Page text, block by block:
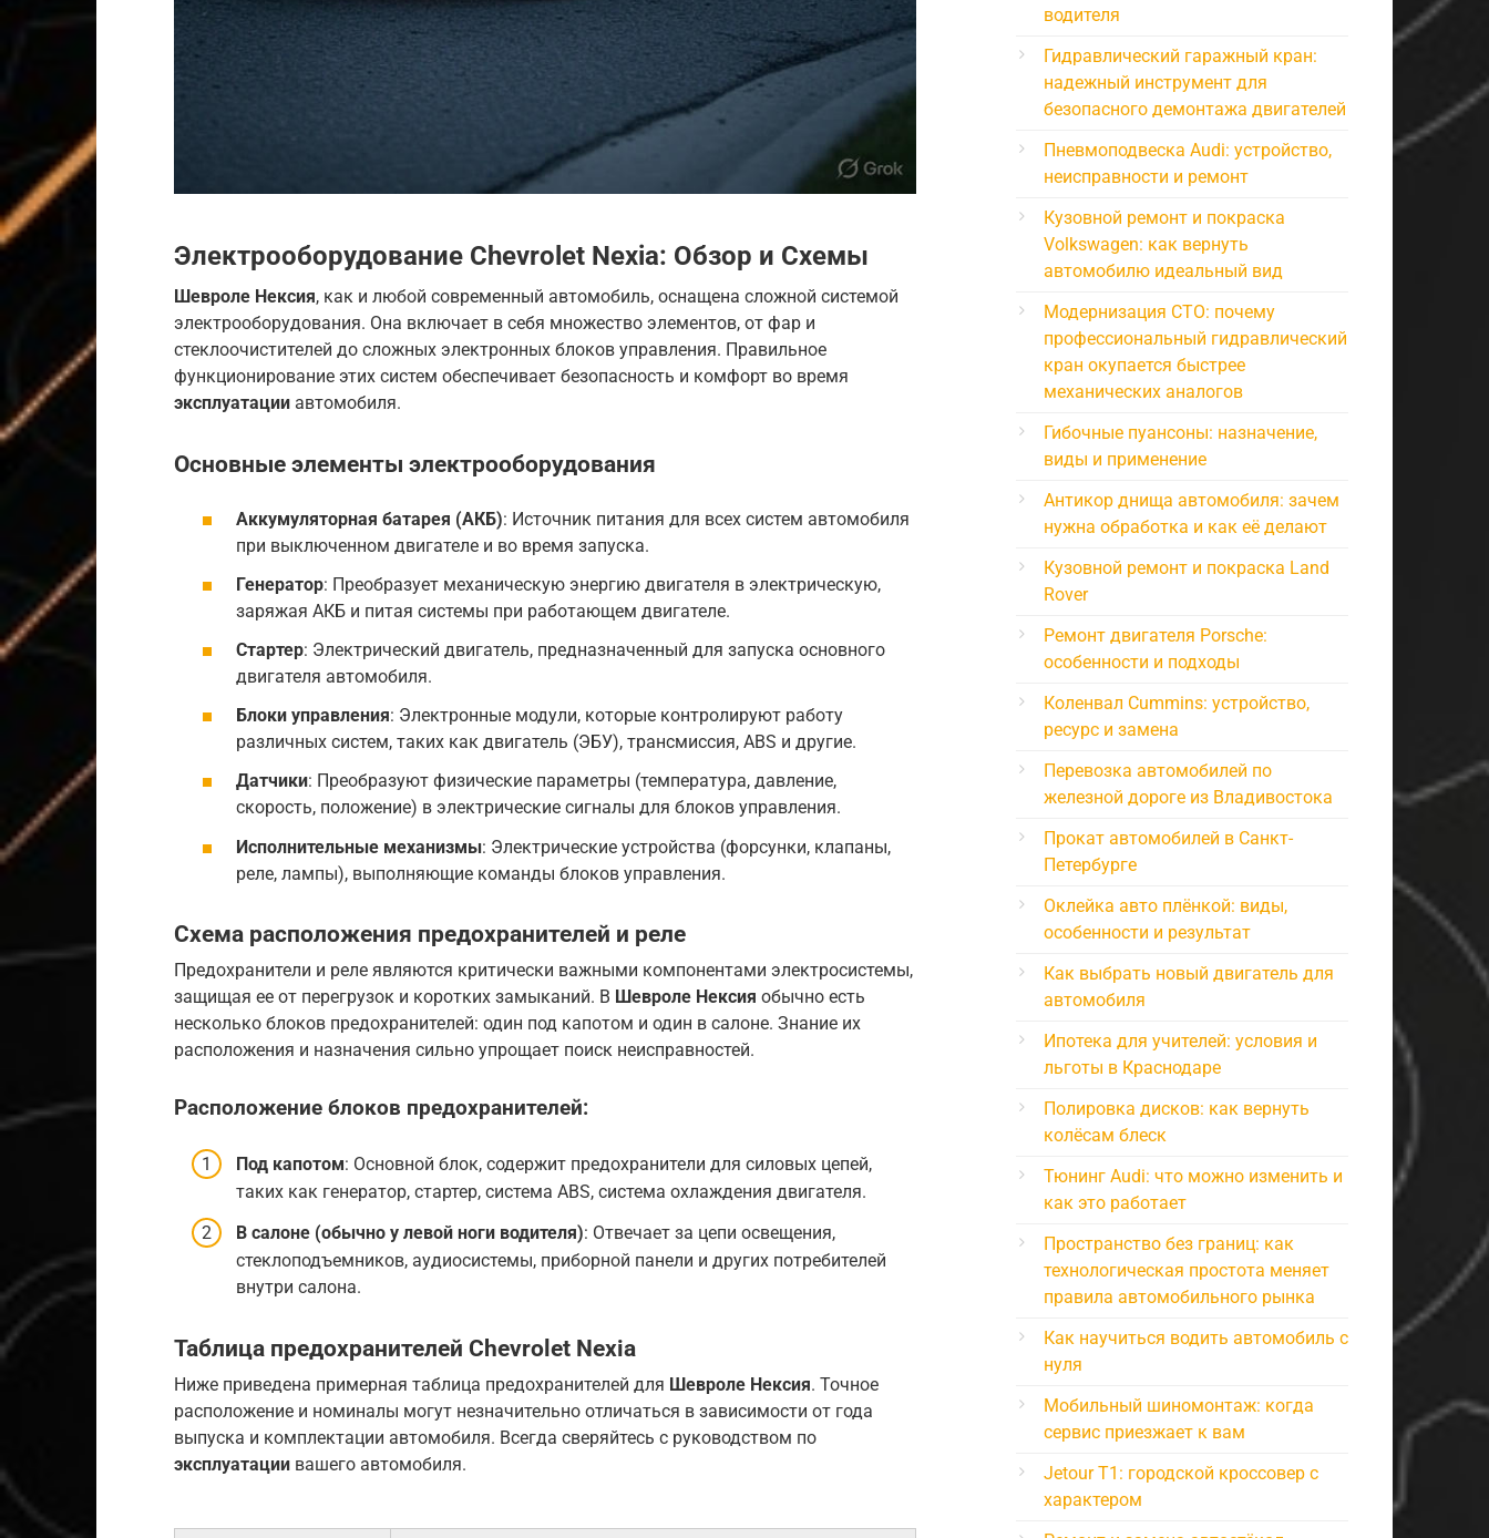
Электрооборудование Chevrolet Nexia: Обзор и Схемы
Шевроле Нексия, как и любой современный автомобиль, оснащена сложной системой
электрооборудования. Она включает в себя множество элементов, от фар и
стеклоочистителей до сложных электронных блоков управления. Правильное
функционирование этих систем обеспечивает безопасность и комфорт во время
эксплуатации автомобиля.
Основные элементы электрооборудования
Аккумуляторная батарея (АКБ): Источник питания для всех систем автомобиля
при выключенном двигателе и во время запуска.
Генератор: Преобразует механическую энергию двигателя в электрическую,
заряжая АКБ и питая системы при работающем двигателе.
Стартер: Электрический двигатель, предназначенный для запуска основного
двигателя автомобиля.
Блоки управления: Электронные модули, которые контролируют работу
различных систем, таких как двигатель (ЭБУ), трансмиссия, ABS и другие.
Датчики: Преобразуют физические параметры (температура, давление,
скорость, положение) в электрические сигналы для блоков управления.
Исполнительные механизмы: Электрические устройства (форсунки, клапаны,
реле, лампы), выполняющие команды блоков управления.
Схема расположения предохранителей и реле
Предохранители и реле являются критически важными компонентами электросистемы,
защищая ее от перегрузок и коротких замыканий. В Шевроле Нексия обычно есть
несколько блоков предохранителей: один под капотом и один в салоне. Знание их
расположения и назначения сильно упрощает поиск неисправностей.
Расположение блоков предохранителей:
Под капотом: Основной блок, содержит предохранители для силовых цепей,
таких как генератор, стартер, система ABS, система охлаждения двигателя.
В салоне (обычно у левой ноги водителя): Отвечает за цепи освещения,
стеклоподъемников, аудиосистемы, приборной панели и других потребителей
внутри салона.
Таблица предохранителей Chevrolet Nexia
Ниже приведена примерная таблица предохранителей для Шевроле Нексия. Точное
расположение и номиналы могут незначительно отличаться в зависимости от года
выпуска и комплектации автомобиля. Всегда сверяйтесь с руководством по
эксплуатации вашего автомобиля.
водителя
Гидравлический гаражный кран:
надежный инструмент для
безопасного демонтажа двигателей
Пневмоподвеска Audi: устройство,
неисправности и ремонт
Кузовной ремонт и покраска
Volkswagen: как вернуть
автомобилю идеальный вид
Модернизация СТО: почему
профессиональный гидравлический
кран окупается быстрее
механических аналогов
Гибочные пуансоны: назначение,
виды и применение
Антикор днища автомобиля: зачем
нужна обработка и как её делают
Кузовной ремонт и покраска Land
Rover
Ремонт двигателя Porsche:
особенности и подходы
Коленвал Cummins: устройство,
ресурс и замена
Перевозка автомобилей по
железной дороге из Владивостока
Прокат автомобилей в Санкт-
Петербурге
Оклейка авто плёнкой: виды,
особенности и результат
Как выбрать новый двигатель для
автомобиля
Ипотека для учителей: условия и
льготы в Краснодаре
Полировка дисков: как вернуть
колёсам блеск
Тюнинг Audi: что можно изменить и
как это работает
Пространство без границ: как
технологическая простота меняет
правила автомобильного рынка
Как научиться водить автомобиль с
нуля
Мобильный шиномонтаж: когда
сервис приезжает к вам
Jetour T1: городской кроссовер с
характером